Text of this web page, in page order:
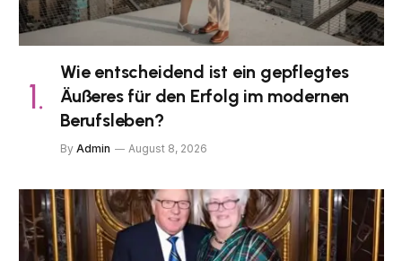
Wie entscheidend ist ein gepflegtes
Äußeres für den Erfolg im modernen
Berufsleben?
By Admin August 8, 2026